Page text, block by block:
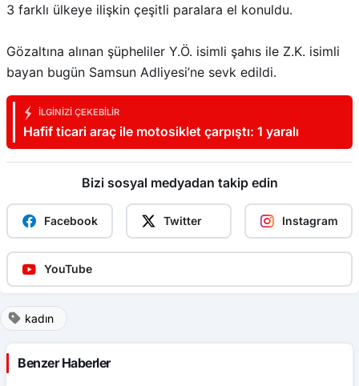
3 farklı ülkeye ilişkin çeşitli paralara el konuldu.
Gözaltına alınan şüpheliler Y.Ö. isimli şahıs ile Z.K. isimli
bayan bugün Samsun Adliyesi’ne sevk edildi.
İLGINIZI ÇEKEBILIR
Hafif ticari araç ile motosiklet çarpıştı: 1 yaralı
Bizi sosyal medyadan takip edin
Facebook Twitter Instagram
YouTube
kadın
Benzer Haberler